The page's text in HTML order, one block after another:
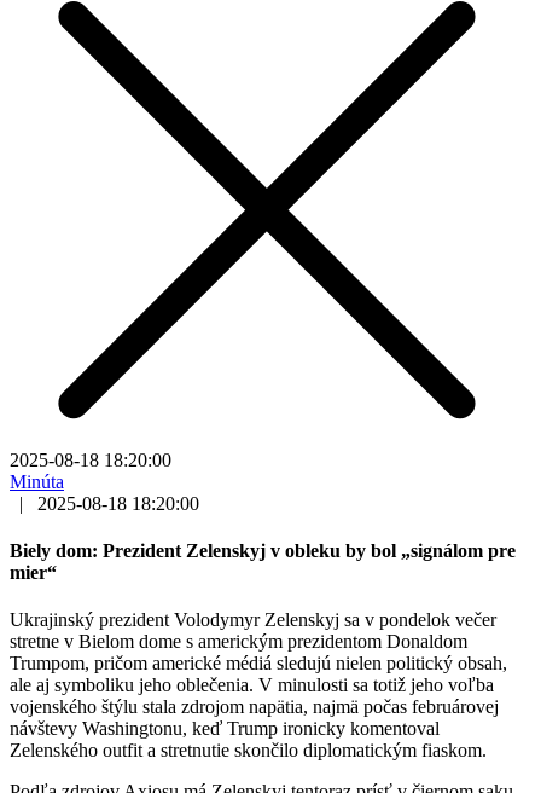
2025-08-18 18:20:00
Minúta
|
2025-08-18 18:20:00
Biely dom: Prezident Zelenskyj v obleku by bol „signálom pre
mier“
Ukrajinský prezident Volodymyr Zelenskyj sa v pondelok večer
stretne v Bielom dome s americkým prezidentom Donaldom
Trumpom, pričom americké médiá sledujú nielen politický obsah,
ale aj symboliku jeho oblečenia. V minulosti sa totiž jeho voľba
vojenského štýlu stala zdrojom napätia, najmä počas februárovej
návštevy Washingtonu, keď Trump ironicky komentoval
Zelenského outfit a stretnutie skončilo diplomatickým fiaskom.